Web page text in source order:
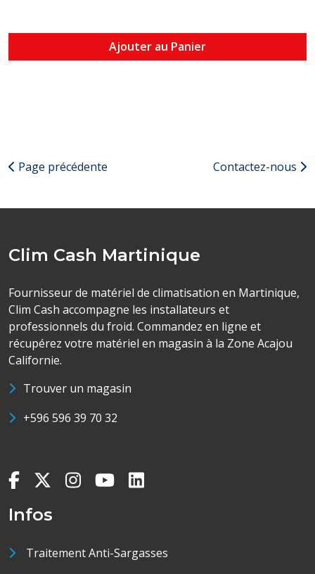
Ajouter au Panier
Page précédente Contactez-nous
Clim Cash Martinique
Fournisseur de matériel de climatisation en Martinique,
Clim Cash accompagne les installateurs et
professionnels du froid. Commandez en ligne et
récupérez votre matériel en magasin à la Zone Acajou
Californie.
Trouver un magasin
+596 596 39 70 32
Infos
Traitement Anti-Sargasses